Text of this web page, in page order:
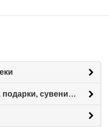
Мыло, косметика, свечи, подарки, сувениры.